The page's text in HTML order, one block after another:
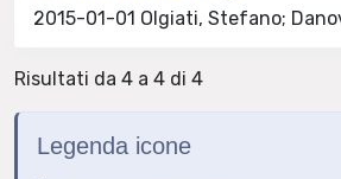
2015-01-01 Olgiati, Stefano;
Risultati da 4 a 4 di 4
Legenda icone